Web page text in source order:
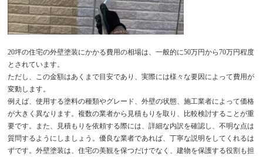
20坪の住宅の外壁塗装にかかる費用の相場は、一般的に50万円から70万円程度
とされています。
ただし、この金額はあくまで目安であり、実際には様々な要因によって費用が
変動します。
例えば、使用する塗料の種類やグレード、外壁の状態、施工業者によって価格
が大きく異なります。複数の業者から見積もりを取り、比較検討することが重
要です。また、見積もりを依頼する際には、詳細な内訳を確認し、不明な点は
質問するようにしましょう。優良な業者であれば、丁寧な説明をしてくれるは
ずです。外壁塗装は、住宅の美観を保つだけでなく、建物を保護する役割も担